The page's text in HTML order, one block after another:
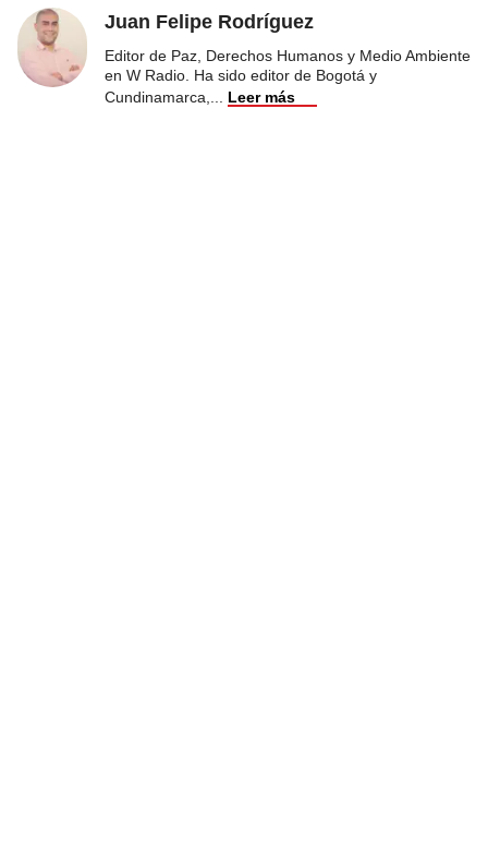
Juan Felipe Rodríguez
Editor de Paz, Derechos Humanos y Medio Ambiente
en W Radio. Ha sido editor de Bogotá y
Cundinamarca,
Leer más